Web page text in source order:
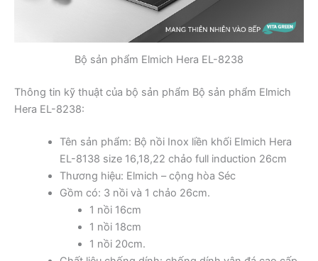
Bộ sản phẩm Elmich Hera EL-8238
Thông tin kỹ thuật của bộ sản phẩm Bộ sản phẩm Elmich
Hera EL-8238:
Tên sản phẩm: Bộ nồi Inox liền khối Elmich Hera
EL-8138 size 16,18,22 chảo full induction 26cm
Thương hiệu: Elmich – cộng hòa Séc
Gồm có: 3 nồi và 1 chảo 26cm.
1 nồi 16cm
1 nồi 18cm
1 nồi 20cm.